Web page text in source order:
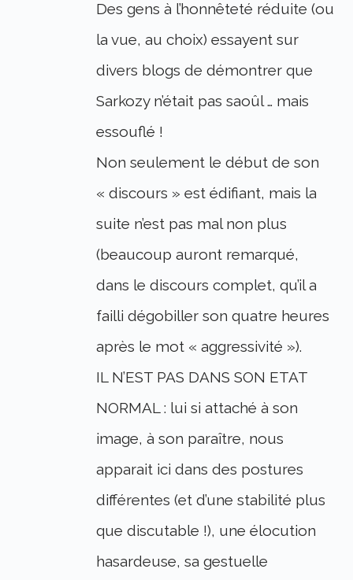
Des gens à l’honnêteté réduite (ou
la vue, au choix) essayent sur
divers blogs de démontrer que
Sarkozy n’était pas saoûl … mais
essouflé !
Non seulement le début de son
« discours » est édifiant, mais la
suite n’est pas mal non plus
(beaucoup auront remarqué,
dans le discours complet, qu’il a
failli dégobiller son quatre heures
après le mot « aggressivité »).
IL N’EST PAS DANS SON ETAT
NORMAL : lui si attaché à son
image, à son paraître, nous
apparait ici dans des postures
différentes (et d’une stabilité plus
que discutable !), une élocution
hasardeuse, sa gestuelle